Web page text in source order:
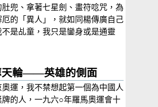
兜、拿著七星劍、畫符唸咒，為
厄的「異人」，就如同楊傳廣自己
不是乩童，我只是鑾身或是通靈
天輪——英雄的側面
運，我不禁想起第一個為中國人
牌的人，一九六○年羅馬奧運會十